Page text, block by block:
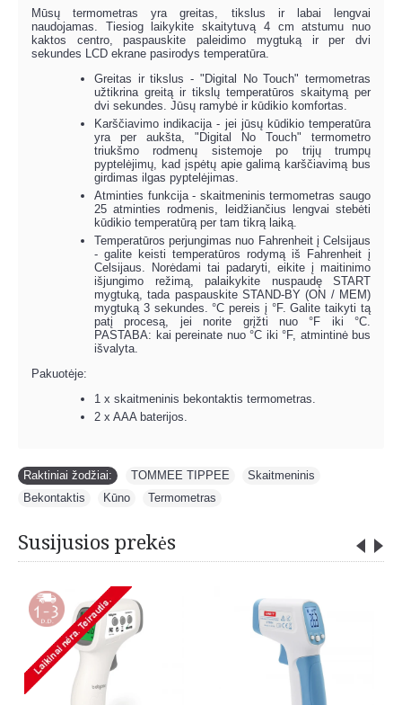
Mūsų termometras yra greitas, tikslus ir labai lengvai
naudojamas. Tiesiog laikykite skaitytuvą 4 cm atstumu nuo
kaktos centro, paspauskite paleidimo mygtuką ir per dvi
sekundes LCD ekrane pasirodys temperatūra.
Greitas ir tikslus - "Digital No Touch" termometras
užtikrina greitą ir tikslų temperatūros skaitymą per
dvi sekundes. Jūsų ramybė ir kūdikio komfortas.
Karščiavimo indikacija - jei jūsų kūdikio temperatūra
yra per aukšta, "Digital No Touch" termometro
triukšmo rodmenų sistemoje po trijų trumpų
pyptelėjimų, kad įspėtų apie galimą karščiavimą bus
girdimas ilgas pyptelėjimas.
Atminties funkcija - skaitmeninis termometras saugo
25 atminties rodmenis, leidžiančius lengvai stebėti
kūdikio temperatūrą per tam tikrą laiką.
Temperatūros perjungimas nuo Fahrenheit į Celsijaus
- galite keisti temperatūros rodymą iš Fahrenheit į
Celsijaus. Norėdami tai padaryti, eikite į maitinimo
išjungimo režimą, palaikykite nuspaudę START
mygtuką, tada paspauskite STAND-BY (ON / MEM)
mygtuką 3 sekundes. °C pereis į °F. Galite taikyti tą
patį procesą, jei norite grįžti nuo °F iki °C.
PASTABA: kai pereinate nuo °C iki °F, atmintinė bus
išvalyta.
Pakuotėje:
1 x skaitmeninis bekontaktis termometras.
2 x AAA baterijos.
Raktiniai žodžiai: TOMMEE TIPPEE Skaitmeninis
Bekontaktis
Kūno Termometras
Susijusios prekės